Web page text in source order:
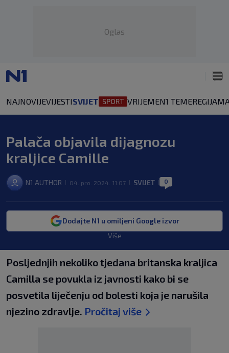
Oglas
NAJNOVIJEVIJESTISVIJET VRIJEMEN1 TEMEREGIJA
Palača objavila dijagnozu
kraljice Camille
N1 AUTHOR 04. pro. 2024. 11:07 SVIJET 0
Dodajte N1 u omiljeni Google izvor
Više
Posljednjih nekoliko tjedana britanska kraljica
Camilla se povukla iz javnosti kako bi se
posvetila liječenju od bolesti koja je narušila
njezino zdravlje. Pročitaj više